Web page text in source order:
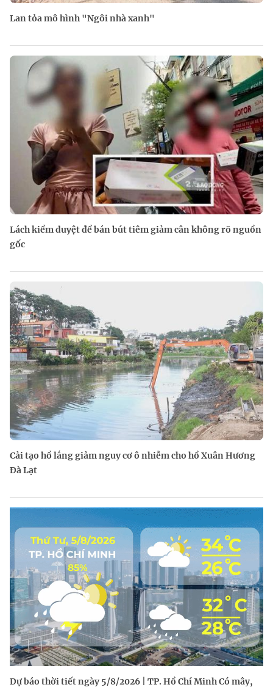
Lan tỏa mô hình "Ngôi nhà xanh"
Lách kiểm duyệt để bán bút tiêm giảm cân không rõ nguồn
gốc
Cải tạo hồ lắng giảm nguy cơ ô nhiễm cho hồ Xuân Hương
Đà Lạt
Dự báo thời tiết ngày 5/8/2026 | TP. Hồ Chí Minh Có mây,